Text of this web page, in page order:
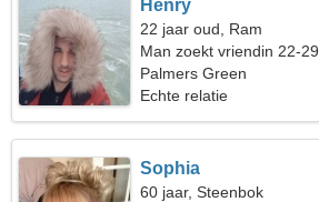
Henry
22 jaar oud, Ram
Man zoekt vriendin 22-29
Palmers Green
Echte relatie
Sophia
60 jaar, Steenbok